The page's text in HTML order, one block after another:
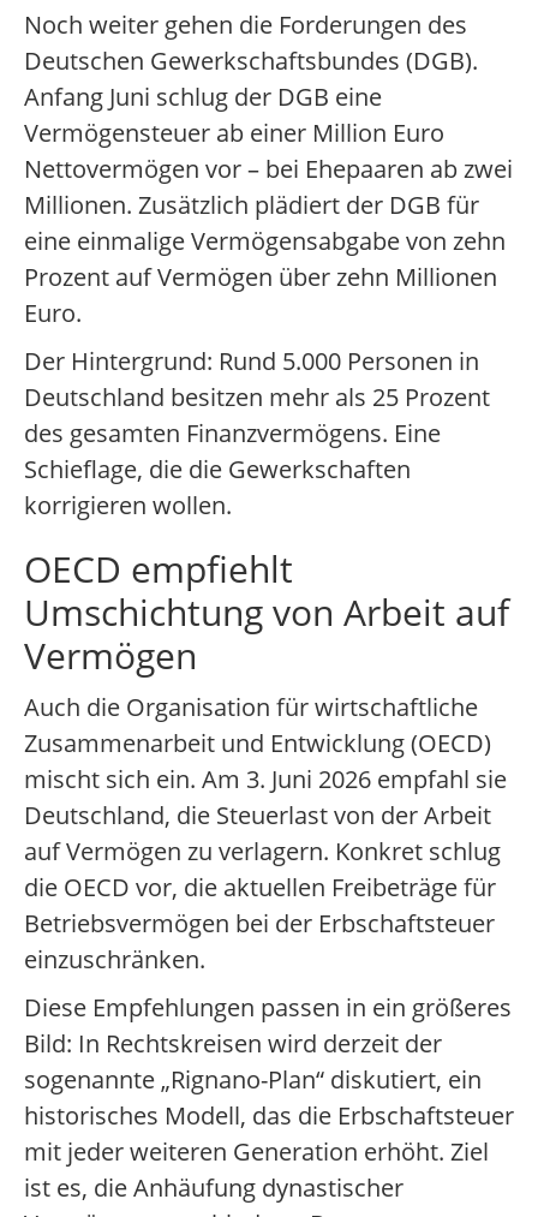
Noch weiter gehen die Forderungen des
Deutschen Gewerkschaftsbundes (DGB).
Anfang Juni schlug der DGB eine
Vermögensteuer ab einer Million Euro
Nettovermögen vor – bei Ehepaaren ab zwei
Millionen. Zusätzlich plädiert der DGB für
eine einmalige Vermögensabgabe von zehn
Prozent auf Vermögen über zehn Millionen
Euro.
Der Hintergrund: Rund 5.000 Personen in
Deutschland besitzen mehr als 25 Prozent
des gesamten Finanzvermögens. Eine
Schieflage, die die Gewerkschaften
korrigieren wollen.
OECD empfiehlt
Umschichtung von Arbeit auf
Vermögen
Auch die Organisation für wirtschaftliche
Zusammenarbeit und Entwicklung (OECD)
mischt sich ein. Am 3. Juni 2026 empfahl sie
Deutschland, die Steuerlast von der Arbeit
auf Vermögen zu verlagern. Konkret schlug
die OECD vor, die aktuellen Freibeträge für
Betriebsvermögen bei der Erbschaftsteuer
einzuschränken.
Diese Empfehlungen passen in ein größeres
Bild: In Rechtskreisen wird derzeit der
sogenannte „Rignano-Plan“ diskutiert, ein
historisches Modell, das die Erbschaftsteuer
mit jeder weiteren Generation erhöht. Ziel
ist es, die Anhäufung dynastischer